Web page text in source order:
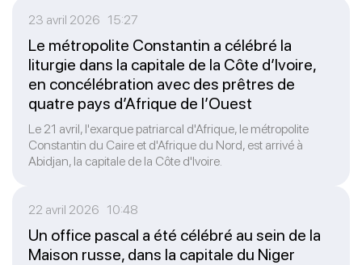
23 avril 2026 15:27
Le métropolite Constantin a célébré la
liturgie dans la capitale de la Côte d’Ivoire,
en concélébration avec des prêtres de
quatre pays d’Afrique de l’Ouest
Le 21 avril, l'exarque patriarcal d'Afrique, le métropolite
Constantin du Caire et d'Afrique du Nord, est arrivé à
Abidjan, la capitale de la Côte d'Ivoire.
22 avril 2026 10:48
Un office pascal a été célébré au sein de la
Maison russe, dans la capitale du Niger